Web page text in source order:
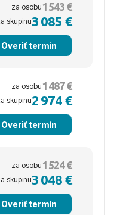
za osobu 1 543 €
skupinu3 085 €
Overiť termín
za osobu 1 487 €
skupinu2 974 €
Overiť termín
za osobu 1 524 €
skupinu3 048 €
Overiť termín